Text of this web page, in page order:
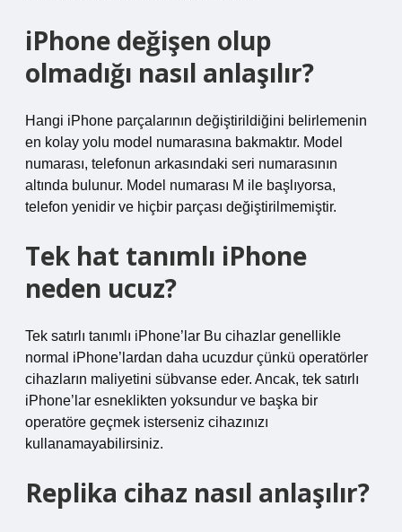
iPhone değişen olup
olmadığı nasıl anlaşılır?
Hangi iPhone parçalarının değiştirildiğini belirlemenin
en kolay yolu model numarasına bakmaktır. Model
numarası, telefonun arkasındaki seri numarasının
altında bulunur. Model numarası M ile başlıyorsa,
telefon yenidir ve hiçbir parçası değiştirilmemiştir.
Tek hat tanımlı iPhone
neden ucuz?
Tek satırlı tanımlı iPhone’lar Bu cihazlar genellikle
normal iPhone’lardan daha ucuzdur çünkü operatörler
cihazların maliyetini sübvanse eder. Ancak, tek satırlı
iPhone’lar esneklikten yoksundur ve başka bir
operatöre geçmek isterseniz cihazınızı
kullanamayabilirsiniz.
Replika cihaz nasıl anlaşılır?